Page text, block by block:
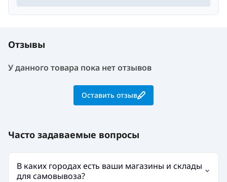
Отзывы
У данного товара пока нет отзывов
Оставить отзыв
Часто задаваемые вопросы
В каких городах есть ваши магазины и склады
для самовывоза?